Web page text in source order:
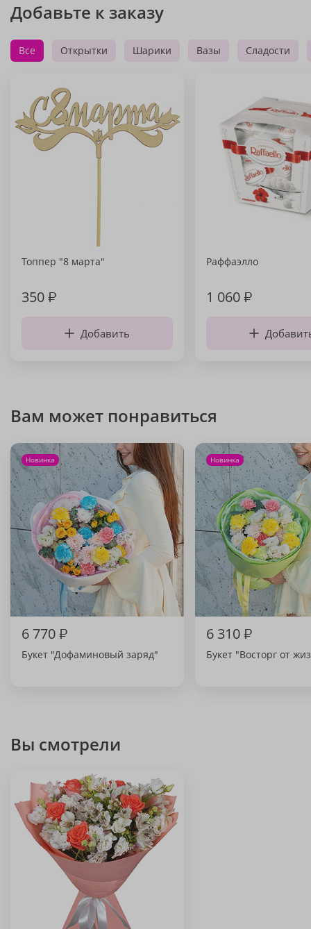
Добавьте к заказу
Все Открытки Шарики Вазы Сладости
Топпер "8 марта"
350₽
Добавить
Раффаэлло
1 060₽
Вам может понравиться
Новинка
6 770₽
Букет "Дофаминовый заряд"
Новинка
6 310₽
Букет "Восторг от
Вы смотрели